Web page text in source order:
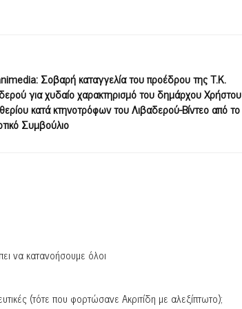
Σοβαρή καταγγελία του προέδρου της Τ.Κ.
για χυδαίο χαρακτηρισμό του δημάρχου Χρήστου
κατά κτηνοτρόφων του Λιβαδερού-Βίντεο από το
Συμβούλιο
να κατανοήσουμε όλοι
(τότε που φορτώσανε Ακριτίδη με αλεξίπτωτο);